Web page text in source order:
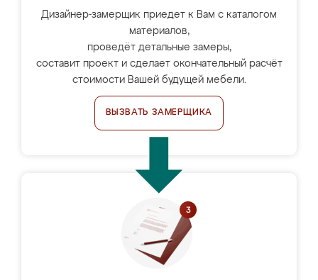
Дизайнер-замерщик приедет к Вам с каталогом
материалов,
проведёт детальные замеры,
составит проект и сделает окончательный расчёт
стоимости Вашей будущей мебели.
ВЫЗВАТЬ ЗАМЕРЩИКА